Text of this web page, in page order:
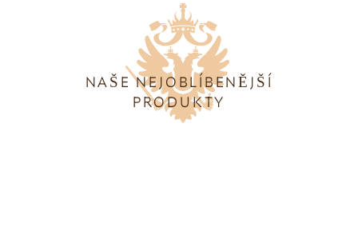
NAŠE NEJOBLÍBENĚJŠÍ
PRODUKTY